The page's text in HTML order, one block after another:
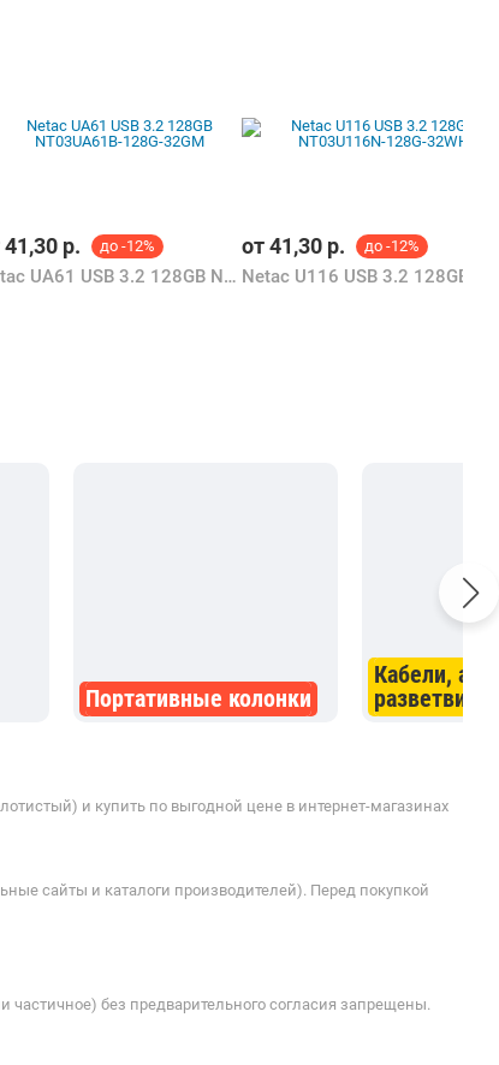
41,30 р. до -12%
Netac UA61 USB 3.2 128GB NT03UA61B-128G-32GM
от41,30 р. до -12%
Портативные колонки
Кабели,
и купить по выгодной цене в интернет-магазинах
сайты и каталоги производителей). Перед покупкой
без предварительного согласия запрещены.